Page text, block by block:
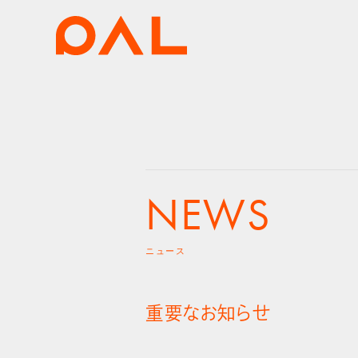
NEWS
ニュース
重要なお知らせ